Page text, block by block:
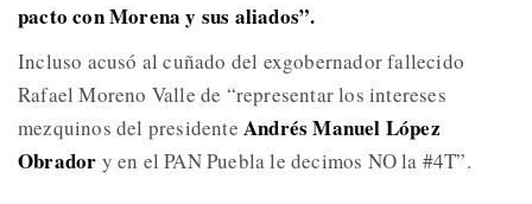
pacto con Morena y sus aliados”.
Incluso acusó al cuñado del exgobernador fallecido
Rafael Moreno Valle de “representar los intereses
mezquinos del presidente Andrés Manuel López
Obrador y en el PAN Puebla le decimos NO la #4T”.